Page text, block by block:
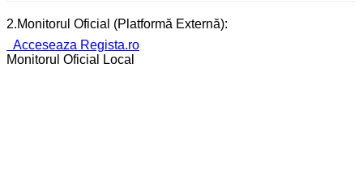
2.Monitorul Oficial (Platformă Externă):
Acceseaza Regista.ro
Monitorul Oficial Local